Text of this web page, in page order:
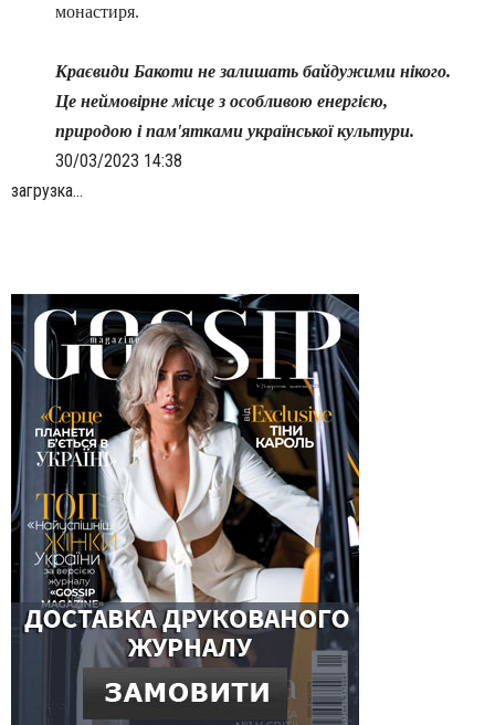
монастиря.
Краєвиди Бакоти не залишать байдужими нікого.
Це неймовірне місце з особливою енергією,
природою і пам'ятками української культури.
30/03/2023 14:38
загрузка...